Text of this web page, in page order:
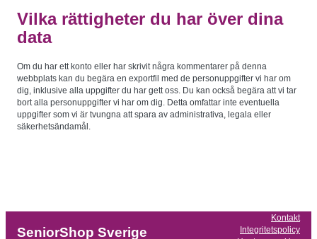
Vilka rättigheter du har över dina
data
Om du har ett konto eller har skrivit några kommentarer på denna
webbplats kan du begära en exportfil med de personuppgifter vi har om
dig, inklusive alla uppgifter du har gett oss. Du kan också begära att vi tar
bort alla personuppgifter vi har om dig. Detta omfattar inte eventuella
uppgifter som vi är tvungna att spara av administrativa, legala eller
säkerhetsändamål.
SeniorShop Sverige
Kontakt
Integritetspolicy
nekar de här
kakorna
kommer
viss
från
hemsidan.
Marknadsföring
Genom att dela